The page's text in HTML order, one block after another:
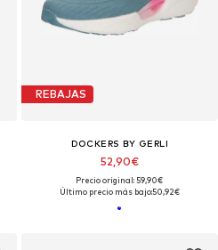
REBAJAS
DOCKERS BY GERLI
52,90€
Precio original: 59,90€
Último precio más bajo:50,92€